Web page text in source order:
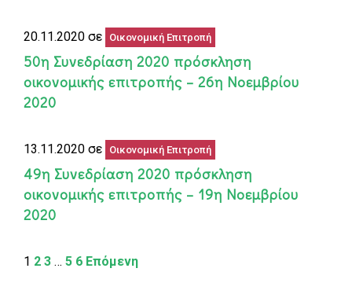
20.11.2020 σε Οικονομική Επιτροπή
50η Συνεδρίαση 2020 πρόσκληση
οικονομικής επιτροπής – 26η Νοεμβρίου
2020
13.11.2020 σε Οικονομική Επιτροπή
49η Συνεδρίαση 2020 πρόσκληση
οικονομικής επιτροπής – 19η Νοεμβρίου
2020
1 2 3 … 5 6 Επόμενη